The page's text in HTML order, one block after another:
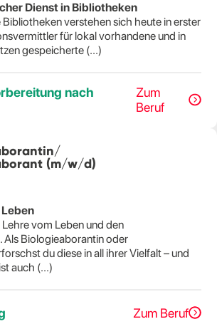
Dienst in Bibliotheken
verstehen sich heute in erster
für lokal vorhandene und in
gespeicherte (...)
nach
Zum
Beruf
(m/w/d)
vom Leben und den
Als Biologieaborantin oder
du diese in all ihrer Vielfalt – und
auch (...)
Zum Beruf